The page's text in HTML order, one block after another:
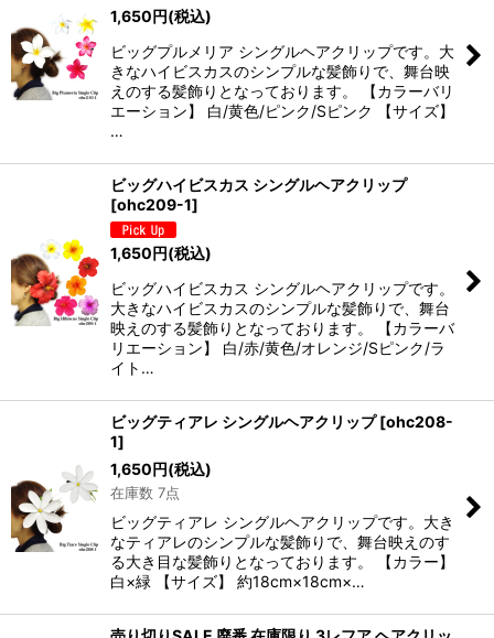
1,650円(税込)
ビッグプルメリア シングルヘアクリップです。大
きなハイビスカスのシンプルな髪飾りで、舞台映
えのする髪飾りとなっております。 【カラーバリ
エーション】 白/黄色/ピンク/Sピンク 【サイズ】
…
ビッグハイビスカス シングルヘアクリップ
[ohc209-1]
1,650円(税込)
ビッグハイビスカス シングルヘアクリップです。
大きなハイビスカスのシンプルな髪飾りで、舞台
映えのする髪飾りとなっております。 【カラーバ
リエーション】 白/赤/黄色/オレンジ/Sピンク/ラ
イト…
ビッグティアレ シングルヘアクリップ [ohc208-
1]
1,650円(税込)
在庫数 7点
ビッグティアレ シングルヘアクリップです。大き
なティアレのシンプルな髪飾りで、舞台映えのす
る大き目な髪飾りとなっております。 【カラー】
白×緑 【サイズ】 約18cm×18cm×…